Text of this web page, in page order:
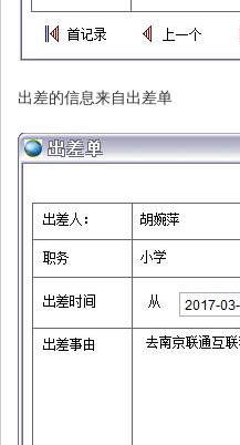
出差的信息来自出差单